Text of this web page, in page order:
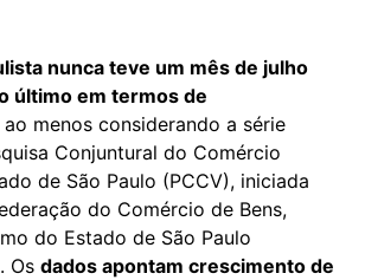
nunca teve um mês de julho
último em termos de
menos considerando a série
Conjuntural do Comércio
de São Paulo (PCCV), iniciada
do Comércio de Bens,
do Estado de São Paulo
Os dados apontam crescimento de